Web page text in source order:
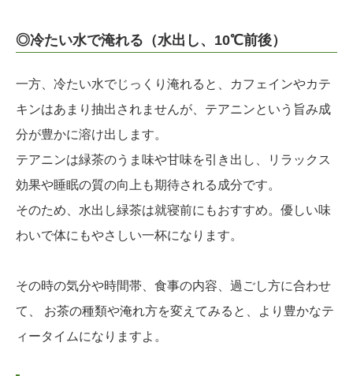
◎冷たい水で淹れる（水出し、10℃前後）
一方、冷たい水でじっくり淹れると、カフェインやカテ
キンはあまり抽出されませんが、テアニンという旨み成
分が豊かに溶け出します。
テアニンは緑茶のうま味や甘味を引き出し、リラックス
効果や睡眠の質の向上も期待される成分です。
そのため、水出し緑茶は就寝前にもおすすめ。優しい味
わいで体にもやさしい一杯になります。
その時の気分や時間帯、食事の内容、過ごし方に合わせ
て、 お茶の種類や淹れ方を変えてみると、より豊かなテ
ィータイムになりますよ。